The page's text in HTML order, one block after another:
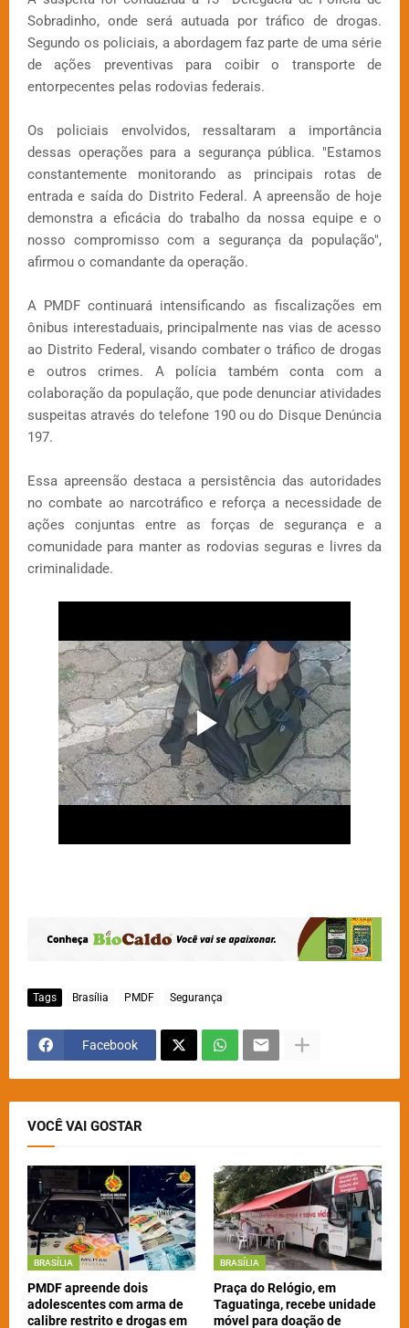
Sobradinho, onde será autuada por tráfico de drogas.
Segundo os policiais, a abordagem faz parte de uma série
de ações preventivas para coibir o transporte de
entorpecentes pelas rodovias federais.
Os policiais envolvidos, ressaltaram a importância
dessas operações para a segurança pública. "Estamos
constantemente monitorando as principais rotas de
entrada e saída do Distrito Federal. A apreensão de hoje
demonstra a eficácia do trabalho da nossa equipe e o
nosso compromisso com a segurança da população",
afirmou o comandante da operação.
A PMDF continuará intensificando as fiscalizações em
ônibus interestaduais, principalmente nas vias de acesso
ao Distrito Federal, visando combater o tráfico de drogas
e outros crimes. A polícia também conta com a
colaboração da população, que pode denunciar atividades
suspeitas através do telefone 190 ou do Disque Denúncia
197.
Essa apreensão destaca a persistência das autoridades
no combate ao narcotráfico e reforça a necessidade de
ações conjuntas entre as forças de segurança e a
comunidade para manter as rodovias seguras e livres da
criminalidade.
Tags Brasília PMDF Segurança
Facebook
VOCÊ VAI GOSTAR
BRASÍLIA
PMDF apreende dois
adolescentes com arma de
calibre restrito e drogas em
BRASÍLIA
Praça do Relógio, em
Taguatinga, recebe unidade
móvel para doação de